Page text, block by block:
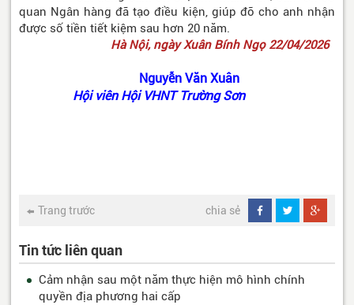
quan Ngân hàng đã tạo điều kiện, giúp đỡ cho anh nhận
được số tiền tiết kiệm sau hơn 20 năm.
Hà Nội, ngày Xuân Bính Ngọ 22/04/2026
Nguyễn Văn Xuân
Hội viên Hội VHNT Trường Sơn
Trang trước chia sẻ
Tin tức liên quan
Cảm nhận sau một năm thực hiện mô hình chính
quyền địa phương hai cấp